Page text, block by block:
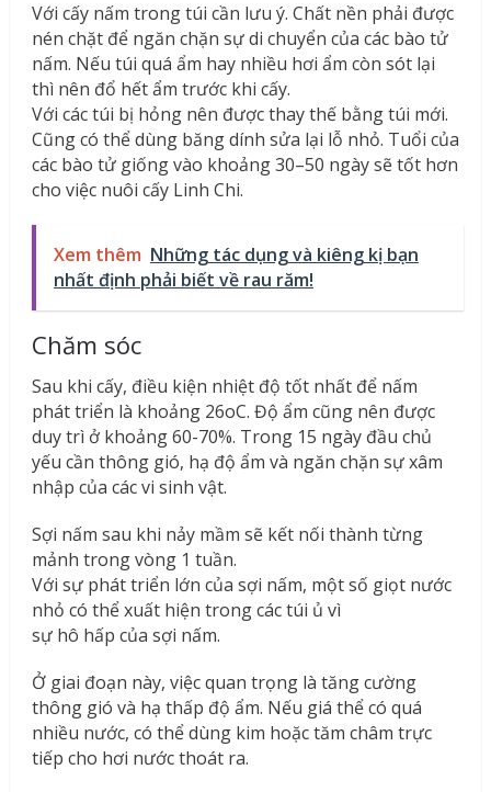
Với cấy nấm trong túi cần lưu ý. Chất nền phải được
nén chặt để ngăn chặn sự di chuyển của các bào tử
nấm. Nếu túi quá ẩm hay nhiều hơi ẩm còn sót lại
thì nên đổ hết ẩm trước khi cấy.
Với các túi bị hỏng nên được thay thế bằng túi mới.
Cũng có thể dùng băng dính sửa lại lỗ nhỏ. Tuổi của
các bào tử giống vào khoảng 30–50 ngày sẽ tốt hơn
cho việc nuôi cấy Linh Chi.
Xem thêm Những tác dụng và kiêng kị bạn
nhất định phải biết về rau răm!
Chăm sóc
Sau khi cấy, điều kiện nhiệt độ tốt nhất để nấm
phát triển là khoảng 26oC. Độ ẩm cũng nên được
duy trì ở khoảng 60-70%. Trong 15 ngày đầu chủ
yếu cần thông gió, hạ độ ẩm và ngăn chặn sự xâm
nhập của các vi sinh vật.
Sợi nấm sau khi nảy mầm sẽ kết nối thành từng
mảnh trong vòng 1 tuần.
Với sự phát triển lớn của sợi nấm, một số giọt nước
nhỏ có thể xuất hiện trong các túi ủ vì
sự hô hấp của sợi nấm.
Ở giai đoạn này, việc quan trọng là tăng cường
thông gió và hạ thấp độ ẩm. Nếu giá thể có quá
nhiều nước, có thể dùng kim hoặc tăm châm trực
tiếp cho hơi nước thoát ra.